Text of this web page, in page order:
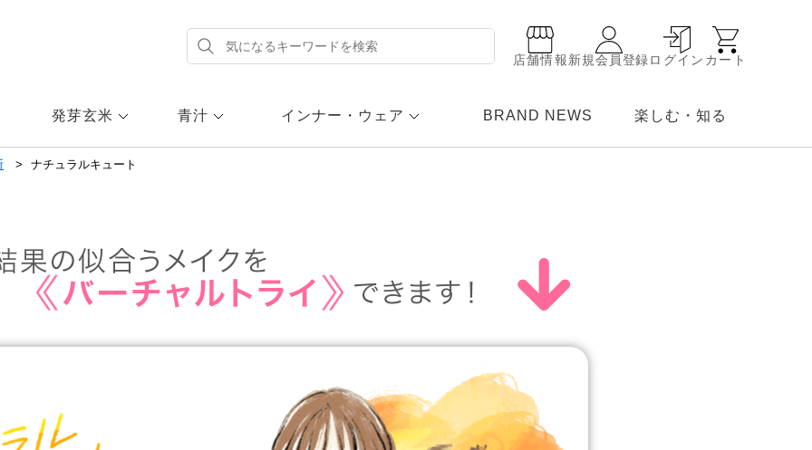
店舗情報新規会員登録ログイン カート
発芽玄米 青汁 インナー・ウェア BRAND NEWS 楽しむ・知る
ナチュラルキュート